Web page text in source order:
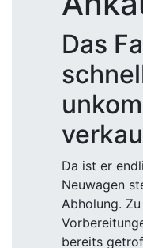
Das
Da ist er
Neuwagen
Abholung.
bereits